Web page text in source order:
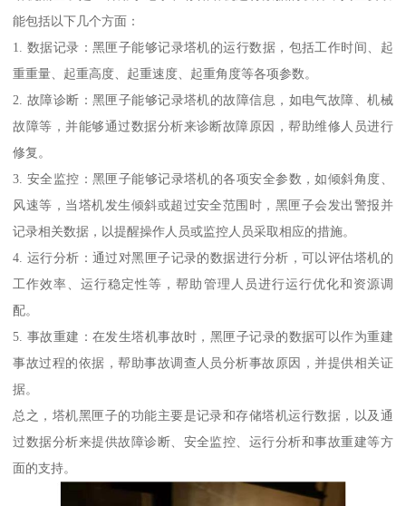
能包括以下几个方面：
1. 数据记录：黑匣子能够记录塔机的运行数据，包括工作时间、起
重重量、起重高度、起重速度、起重角度等各项参数。
2. 故障诊断：黑匣子能够记录塔机的故障信息，如电气故障、机械
故障等，并能够通过数据分析来诊断故障原因，帮助维修人员进行
修复。
3. 安全监控：黑匣子能够记录塔机的各项安全参数，如倾斜角度、
风速等，当塔机发生倾斜或超过安全范围时，黑匣子会发出警报并
记录相关数据，以提醒操作人员或监控人员采取相应的措施。
4. 运行分析：通过对黑匣子记录的数据进行分析，可以评估塔机的
工作效率、运行稳定性等，帮助管理人员进行运行优化和资源调
配。
5. 事故重建：在发生塔机事故时，黑匣子记录的数据可以作为重建
事故过程的依据，帮助事故调查人员分析事故原因，并提供相关证
据。
总之，塔机黑匣子的功能主要是记录和存储塔机运行数据，以及通
过数据分析来提供故障诊断、安全监控、运行分析和事故重建等方
面的支持。